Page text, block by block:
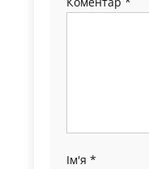
Ім'я *